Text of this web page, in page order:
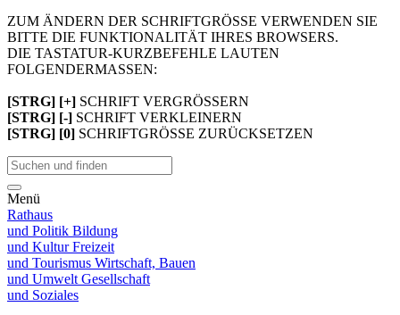
ZUM ÄNDERN DER SCHRIFTGRÖSSE VERWENDEN SIE
BITTE DIE FUNKTIONALITÄT IHRES BROWSERS.
DIE TASTATUR-KURZBEFEHLE LAUTEN
FOLGENDERMASSEN:
[STRG] [+] SCHRIFT VERGRÖSSERN
[STRG] [-] SCHRIFT VERKLEINERN
[STRG] [0] SCHRIFTGRÖSSE ZURÜCKSETZEN
Menü
Rathaus
und Politik Bildung
und KulturFreizeit
und Tourismus Wirtschaft, Bauen
und Umwelt Gesellschaft
und Soziales